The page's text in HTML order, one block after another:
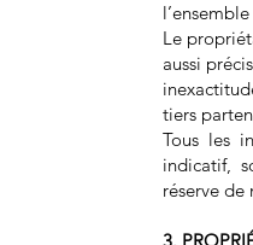
Le
aussi
tiers
Tous les
indicatif,
réserve